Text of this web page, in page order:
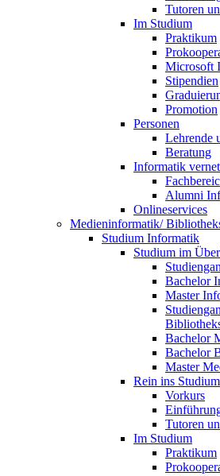
Tutoren
Im Studium
Praktikum
Microsoft
Stipendien
Promotion
Personen
Lehrende
Beratung
Informatik
Alumni
Onlineservices
Medieninformatik/
Studium Informatik
Studium im
Bachelor
Master
Bachelor
Bachelor
Master
Rein ins Studium
Vorkurs
Tutoren
Im Studium
Praktikum